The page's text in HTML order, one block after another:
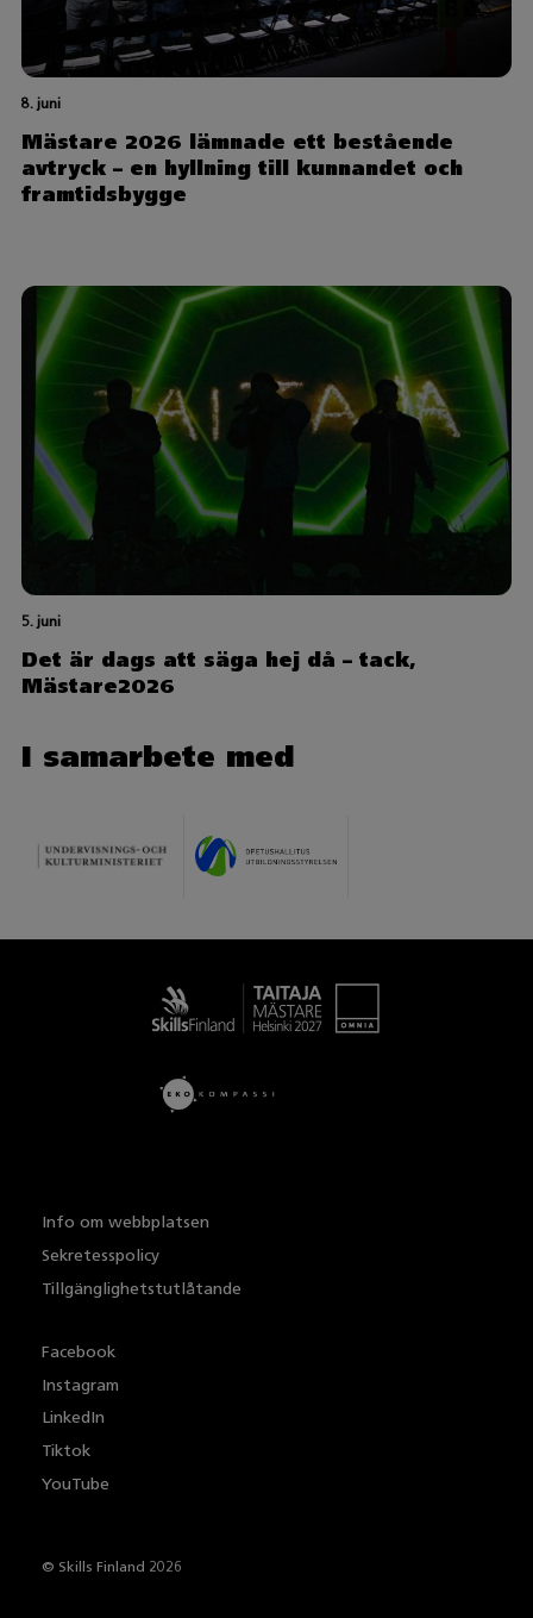
8. juni
Mästare 2026 lämnade ett bestående
avtryck – en hyllning till kunnandet och
framtidsbygge
5. juni
Det är dags att säga hej då – tack,
Mästare2026
I samarbete med
Info om webbplatsen
Sekretesspolicy
Tillgänglighetstutlåtande
Facebook
Instagram
LinkedIn
Tiktok
YouTube
© Skills Finland 2026